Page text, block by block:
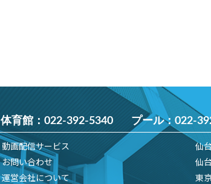
体育館： 022-392-5340 プール： 022-
動画配信サービス
お問い合わせ
運営会社について
仙
仙
東